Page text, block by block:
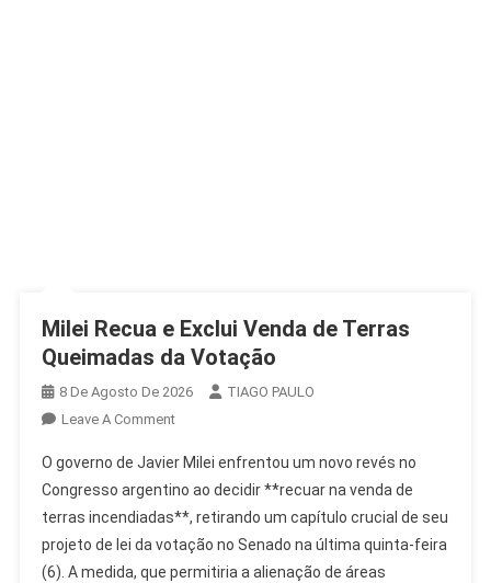
Milei Recua e Exclui Venda de Terras
Queimadas da Votação
8 De Agosto De 2026
TIAGO PAULO
Leave A CommentOn
Recua
E
Exclui
Venda
De
O governo de Javier Milei enfrentou um novo revés no
Congresso argentino ao decidir **recuar na venda de
terras incendiadas**, retirando um capítulo crucial de seu
projeto de lei da votação no Senado na última quinta-feira
(6). A medida, que permitiria a alienação de áreas